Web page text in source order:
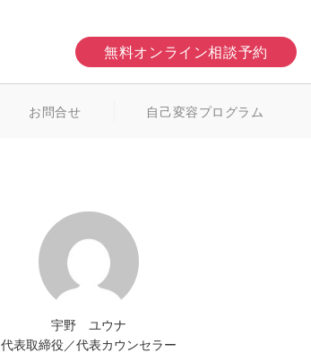
無料オンライン相談予約
お問合せ 自己変容プログラム
宇野 ユウナ
代表取締役／代表カウンセラー